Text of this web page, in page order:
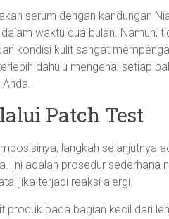
serum dengan kandungan
waktu dua bulan. Namun,
kondisi kulit sangat
dahulu mengenai setiap
Patch Test
langkah selanjutnya
Ini adalah prosedur
jika terjadi reaksi alergi.
produk pada bagian kecil dari